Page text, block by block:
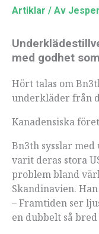
Artiklar / Av
med godhet
Hört talas om
underkläder från
Kanadensiska
Bn3th sysslar
varit deras stora
problem bland
Skandinavien.
– Framtiden ser
en dubbelt så